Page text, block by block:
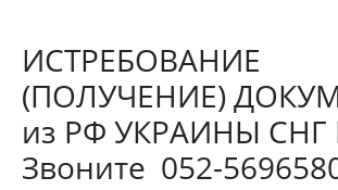
ИСТРЕБОВАНИЕ
(ПОЛУЧЕНИЕ)
из РФ УКРАИНЫ
Звоните 052-